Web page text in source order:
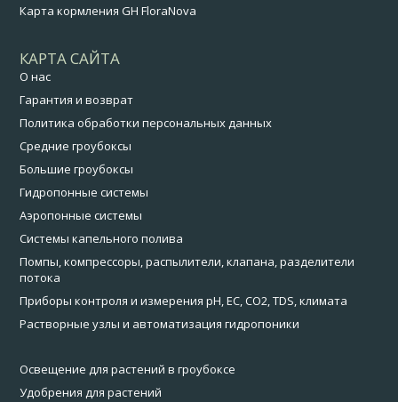
Карта кормления GH FloraNova
КАРТА САЙТА
О нас
Гарантия и возврат
Политика обработки персональных данных
Средние гроубоксы
Большие гроубоксы
Гидропонные системы
Аэропонные системы
Системы капельного полива
Помпы, компрессоры, распылители, клапана, разделители
потока
Приборы контроля и измерения pH, EC, CO2, TDS, климата
Растворные узлы и автоматизация гидропоники
Освещение для растений в гроубоксе
Удобрения для растений